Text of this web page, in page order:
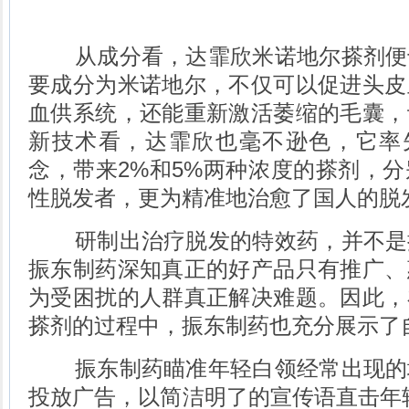
从成分看，达霏欣米诺地尔搽剂便
要成分为米诺地尔，不仅可以促进头
血供系统，还能重新激活萎缩的毛囊
新技术看，达霏欣也毫不逊色，它率
念，带来2%和5%两种浓度的搽剂，
性脱发者，更为精准地治愈了国人的脱
研制出治疗脱发的特效药，并不是
振东制药深知真正的好产品只有推广
为受困扰的人群真正解决难题。因此
搽剂的过程中，振东制药也充分展示
振东制药瞄准年轻白领经常出现的
投放广告，以简洁明了的宣传语直击